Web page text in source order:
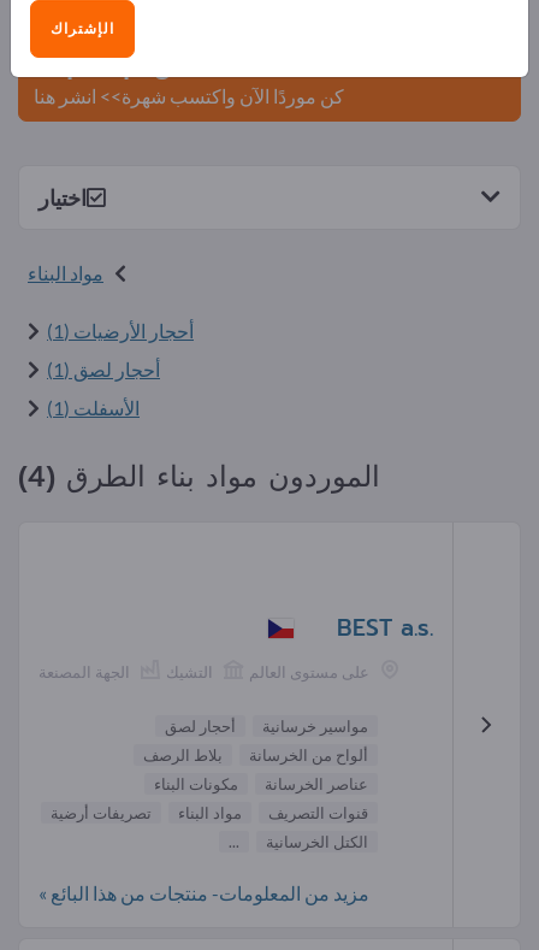
انشر شركتك ومنتجاتك على
Exportpages.
كن موردًا الآن واكتسب شهرة>> انشر هنا
اختيار
مواد البناء
أحجار الأرضيات (1)
أحجار لصق (1)
الأسفلت (1)
الموردون مواد بناء الطرق (4)
BEST a.s.
الجهة المصنعة التشيك على مستوى العالم
مواسير خرسانية
أحجار لصق
ألواح من الخرسانة
بلاط الرصف
عناصر الخرسانة
مكونات البناء
قنوات التصريف
مواد البناء
تصريفات أرضية
الكتل الخرسانية
...
مزيد من المعلومات- منتجات من هذا البائع »
الإشتراك